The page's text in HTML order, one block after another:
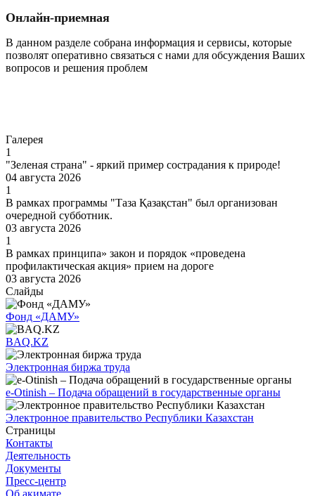
Онлайн-приемная
В данном разделе собрана информация и сервисы, которые
позволят оперативно связаться с нами для обсуждения Ваших
вопросов и решения проблем
Галерея
1
"Зеленая страна" - яркий пример сострадания к природе!
04 августа 2026
1
В рамках программы "Таза Қазақстан" был организован
очередной субботник.
03 августа 2026
1
В рамках принципа» закон и порядок «проведена
профилактическая акция» прием на дороге
03 августа 2026
Слайды
Фонд «ДАМУ»
BAQ.KZ
Электронная биржа труда
e-Otinish – Подача обращений в государственные органы
Электронное правительство Республики Казахстан
Страницы
Контакты
Деятельность
Документы
Пресс-центр